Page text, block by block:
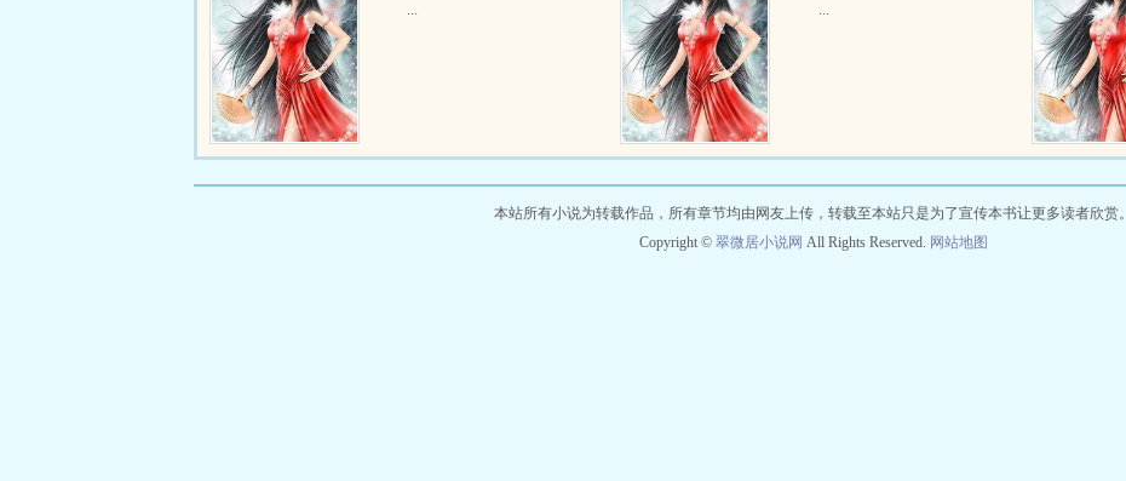
... ...
本站所有小说为转载作品，所有章节均由网友上传，转载至本站只是为了宣传本书让更多读者欣赏。
Copyright © 翠微居小说网 All Rights Reserved. 网站地图